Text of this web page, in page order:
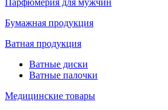
Парфюмерия для мужчин
Бумажная продукция
Ватная продукция
Ватные диски
Ватные палочки
Медицинские товары